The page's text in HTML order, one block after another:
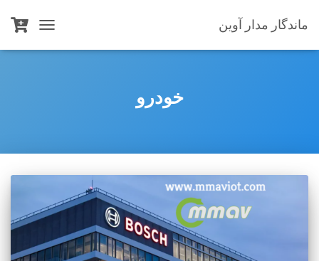
ماندگار مدار آوین
TOGGLE
NAVIGATION
خودرو